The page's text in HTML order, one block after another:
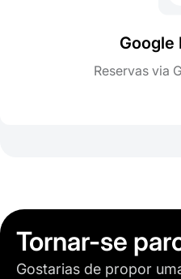
Google
Reservas via
Tornar-se
Gostarias de propor